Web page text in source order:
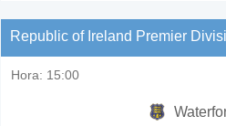
Republic of Ireland Premier
Hora: 15:00